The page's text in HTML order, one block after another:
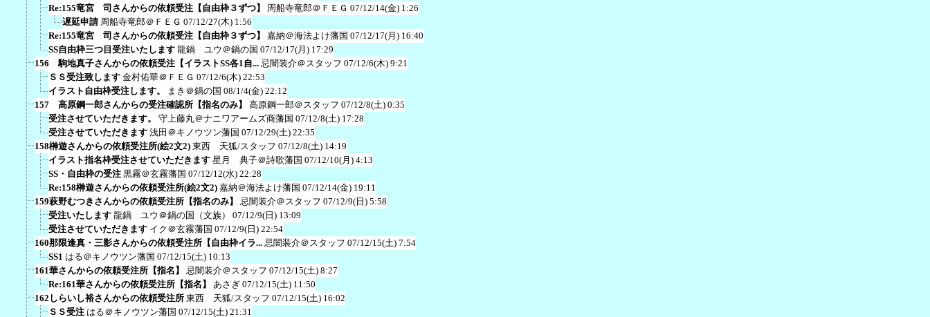
Re:155竜宮 司さんからの依頼受注【自由枠３ずつ】
周船寺竜郎＠ＦＥＧ 07/12/14(金) 1:26
遅延申請 周船寺竜郎＠ＦＥＧ 07/12/27(木) 1:56
Re:155竜宮 司さんからの依頼受注【自由枠３ずつ】
嘉納＠海法よけ藩国 07/12/17(月) 16:40
SS自由枠三つ目受注いたします 龍鍋 ユウ＠鍋の国 07/12/17(月) 17:29
156 駒地真子さんからの依頼受注【イラストSS各1自... 忌闇装介＠スタッフ 07/12/6(木) 9:21
ＳＳ受注致します 金村佑華＠ＦＥＧ 07/12/6(木) 22:53
イラスト自由枠受注します。
まき＠鍋の国 08/1/4(金) 22:12
157 高原鋼一郎さんからの受注確認所【指名のみ】
高原鋼一郎＠スタッフ 07/12/8(土) 0:35
受注させていただきます。
守上藤丸＠ナニワアームズ商藩国 07/12/8(土) 17:28
受注させていただきます 浅田＠キノウツン藩国 07/12/29(土) 22:35
158榊遊さんからの依頼受注所(絵2文2) 東西 天狐/スタッフ 07/12/8(土) 14:19
イラスト指名枠受注させていただきます 星月 典子＠詩歌藩国 07/12/10(月) 4:13
SS・自由枠の受注 黒霧＠玄霧藩国 07/12/12(水) 22:28
Re:158榊遊さんからの依頼受注所(絵2文2) 嘉納＠海法よけ藩国 07/12/14(金) 19:11
159萩野むつきさんからの依頼受注所【指名のみ】
忌闇装介＠スタッフ 07/12/9(日) 5:58
受注いたします 龍鍋 ユウ＠鍋の国（文族）
07/12/9(日) 13:09
受注させていただきます イク＠玄霧藩国 07/12/9(日) 22:54
160那限逢真・三影さんからの依頼受注所【自由枠イラ... 忌闇装介＠スタッフ 07/12/15(土) 7:54
SS1 はる＠キノウツン藩国 07/12/15(土) 10:13
161華さんからの依頼受注所【指名】
忌闇装介＠スタッフ 07/12/15(土) 8:27
Re:161華さんからの依頼受注所【指名】
あさぎ 07/12/15(土) 11:50
162しらいし裕さんからの依頼受注所 東西 天狐/スタッフ 07/12/15(土) 16:02
ＳＳ受注 はる＠キノウツン藩国 07/12/15(土) 21:31